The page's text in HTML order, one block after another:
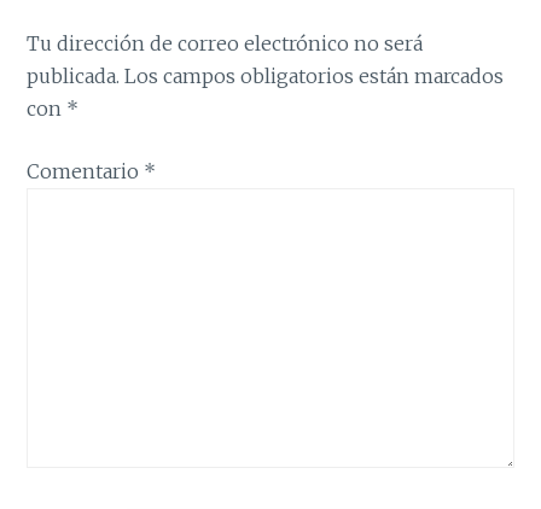
Tu dirección de correo electrónico no será
publicada. Los campos obligatorios están marcados
con *
Comentario *